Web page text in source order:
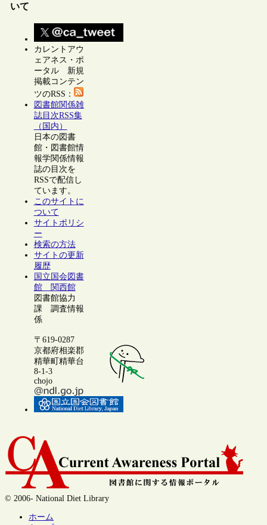
いて
カレントアウ
ェアネス・ポ
ータル 新規
掲載コンテン
ツのRSS：
図書館関係雑
誌目次RSS集
（国内）
日本の図書
館・図書館情
報学関係情報
誌の目次を
RSSで配信し
ています。
このサイトに
ついて
サイトポリシ
ー
検索の方法
サイトの更新
履歴
国立国会図書
館 関西館
図書館協力
課 調査情報
係
〒619-0287
京都府相楽郡
精華町精華台
8-1-3
chojo
© 2006- National Diet Library
ホーム